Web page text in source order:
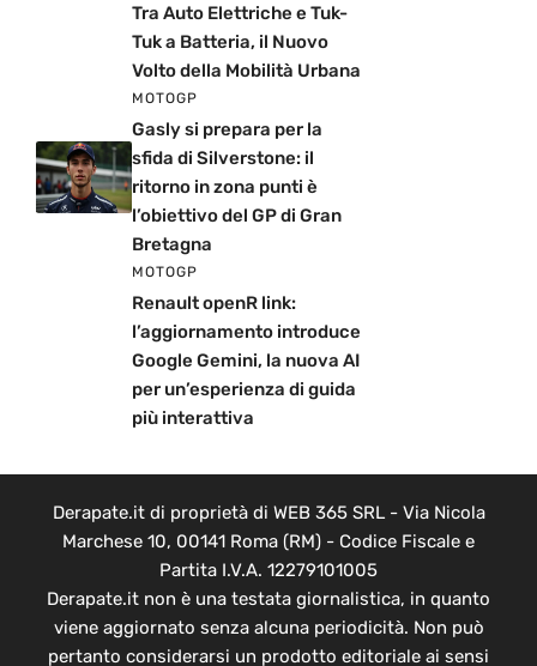
Tra Auto Elettriche e Tuk-
Tuk a Batteria, il Nuovo
Volto della Mobilità Urbana
MOTOGP
Gasly si prepara per la
sfida di Silverstone: il
ritorno in zona punti è
l’obiettivo del GP di Gran
Bretagna
MOTOGP
Renault openR link:
l’aggiornamento introduce
Google Gemini, la nuova AI
per un’esperienza di guida
più interattiva
Derapate.it di proprietà di WEB 365 SRL - Via Nicola
Marchese 10, 00141 Roma (RM) - Codice Fiscale e
Partita I.V.A. 12279101005
Derapate.it non è una testata giornalistica, in quanto
viene aggiornato senza alcuna periodicità. Non può
pertanto considerarsi un prodotto editoriale ai sensi